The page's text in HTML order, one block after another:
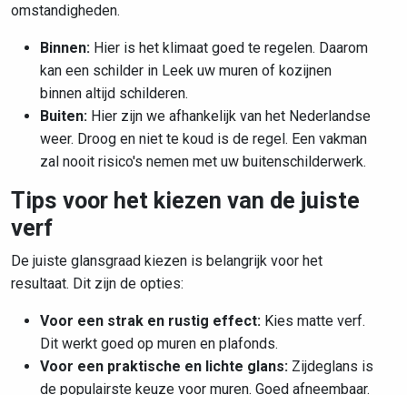
omstandigheden.
Binnen: Hier is het klimaat goed te regelen. Daarom
kan een schilder in Leek uw muren of kozijnen
binnen altijd schilderen.
Buiten: Hier zijn we afhankelijk van het Nederlandse
weer. Droog en niet te koud is de regel. Een vakman
zal nooit risico's nemen met uw buitenschilderwerk.
Tips voor het kiezen van de juiste
verf
De juiste glansgraad kiezen is belangrijk voor het
resultaat. Dit zijn de opties:
Voor een strak en rustig effect: Kies matte verf.
Dit werkt goed op muren en plafonds.
Voor een praktische en lichte glans: Zijdeglans is
de populairste keuze voor muren. Goed afneembaar.